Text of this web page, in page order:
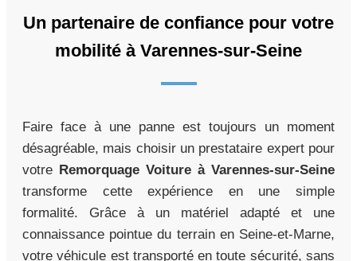
Un partenaire de confiance pour votre
mobilité à Varennes-sur-Seine
Faire face à une panne est toujours un moment
désagréable, mais choisir un prestataire expert pour
votre Remorquage Voiture à Varennes-sur-Seine
transforme cette expérience en une simple
formalité. Grâce à un matériel adapté et une
connaissance pointue du terrain en Seine-et-Marne,
votre véhicule est transporté en toute sécurité, sans